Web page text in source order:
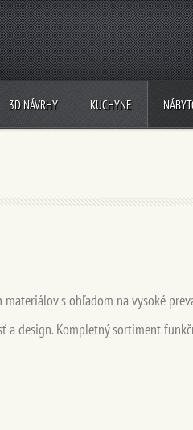
3D NÁVRHY KUCHYNE
s ohľadom na vysoké
design. Kompletný sortiment